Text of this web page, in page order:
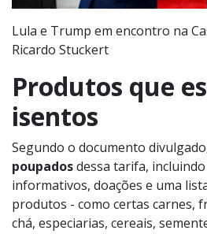
Lula e Trump em encontro na
Ricardo Stuckert
Produtos que
isentos
Segundo o documento
poupadosdessa tarifa,
informativos, doações e uma
produtos - como certas carnes,
chá, especiarias, cereais,